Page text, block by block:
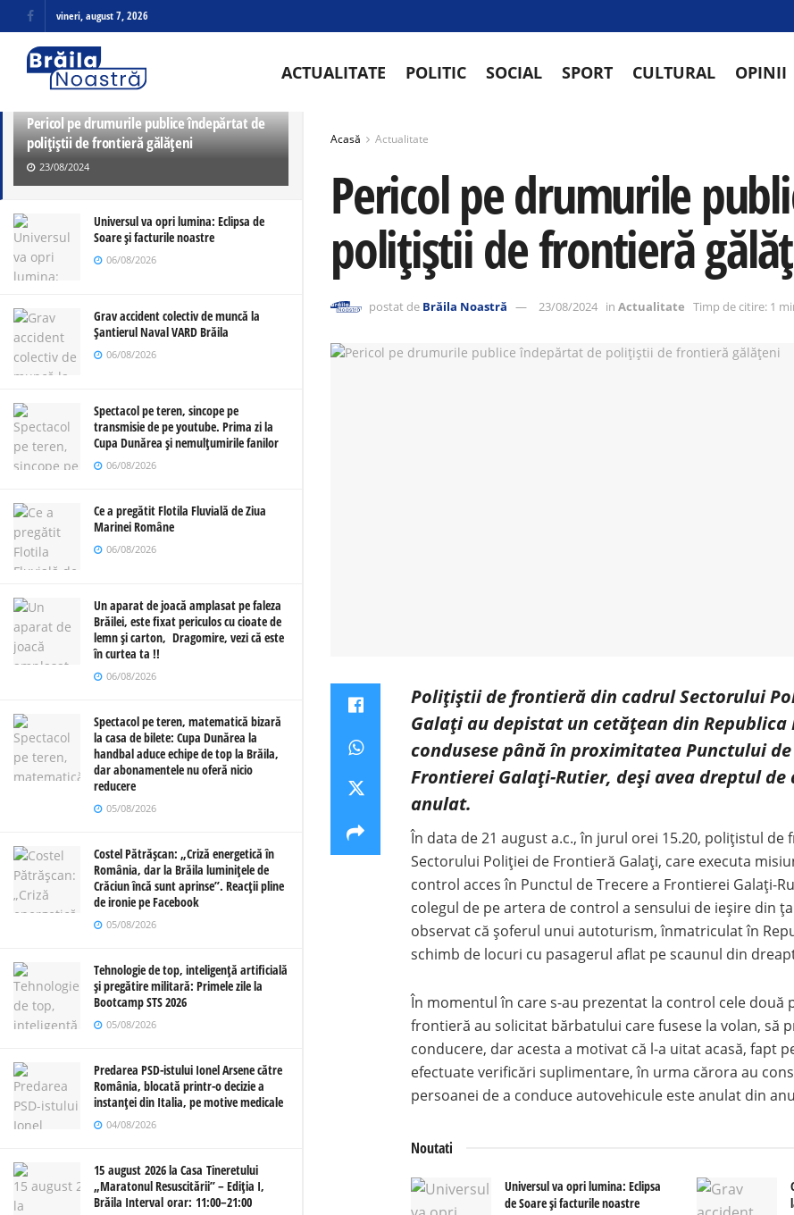
ULTIMELE TRENDING
Pericol pe drumurile publice îndepărtat de
polițiștii de frontieră gălățeni
23/08/2024
Universul va opri lumina: Eclipsa de
Soare și facturile noastre
06/08/2026
Grav accident colectiv de muncă la
Șantierul Naval VARD Brăila
06/08/2026
Spectacol pe teren, sincope pe
transmisie de pe youtube. Prima zi la
Cupa Dunărea și nemulțumirile fanilor
06/08/2026
Ce a pregătit Flotila Fluvială de Ziua
Marinei Române
06/08/2026
Un aparat de joacă amplasat pe faleza
Brăilei, este fixat periculos cu cioate de
lemn și carton, Dragomire, vezi că este
în curtea ta !!
06/08/2026
Spectacol pe teren, matematică bizară
la casa de bilete: Cupa Dunărea la
handbal aduce echipe de top la Brăila,
dar abonamentele nu oferă nicio
reducere
05/08/2026
Costel Pătrășcan: „Criză energetică în
România, dar la Brăila luminițele de
Crăciun încă sunt aprinse”. Reacții pline
de ironie pe Facebook
05/08/2026
Tehnologie de top, inteligență artificială
și pregătire militară: Primele zile la
Bootcamp STS 2026
05/08/2026
Predarea PSD-istului Ionel Arsene către
România, blocată printr-o decizie a
instanței din Italia, pe motive medicale
04/08/2026
15 august 2026 la Casa Tineretului
„Maratonul Resuscitării” – Ediția I,
Brăila Interval orar: 11:00–21:00
vineri, august 7, 2026
ACTUALITATE POLITIC SOCIAL SPORT CULTURAL OPINII
Acasă Actualitate
Pericol pe drumurile
polițiștii de frontieră
postat de Brăila Noastră 23/08/2024 in Actualitate Timp de citire: 1
Poliţiştii de frontieră din cadrul Sectorului
Galați au depistat un cetățean din Republica
condusese până în proximitatea Punctului de
Frontierei Galați-Rutier, deşi avea dreptul de
anulat.
În data de 21 august a.c., în jurul orei 15.20, polițistul
Sectorului Poliţiei de Frontieră Galați, care executa
control acces în Punctul de Trecere a Frontierei Galați-
colegul de pe artera de control a sensului de ieșire din
observat că șoferul unui autoturism, înmatriculat în
schimb de locuri cu pasagerul aflat pe scaunul din
În momentul în care s-au prezentat la control cele două
frontieră au solicitat bărbatului care fusese la volan, să
conducere, dar acesta a motivat că l-a uitat acasă, fapt
efectuate verificări suplimentare, în urma cărora au
persoanei de a conduce autovehicule este anulat din
Noutati
Universul va opri lumina: Eclipsa
de Soare și facturile noastre